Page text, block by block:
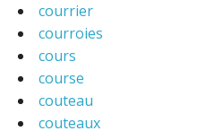
courrier
courroies
cours
course
couteau
couteaux